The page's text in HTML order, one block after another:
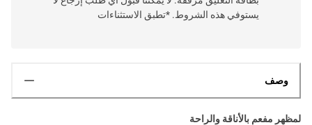
يستوفي هذه الشروط. *تطبق الاستثناءات
وصف
لمظهر مفعم بالأناقة والراحة